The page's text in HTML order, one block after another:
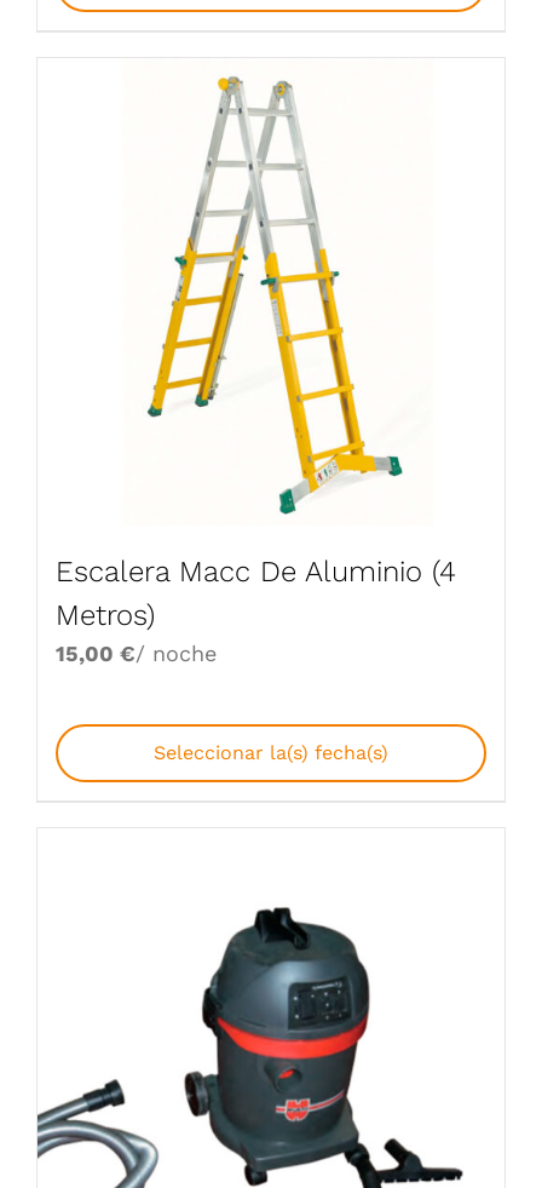
Escalera Macc De Aluminio (4
Metros)
15,00 €/ noche
Seleccionar la(s) fecha(s)